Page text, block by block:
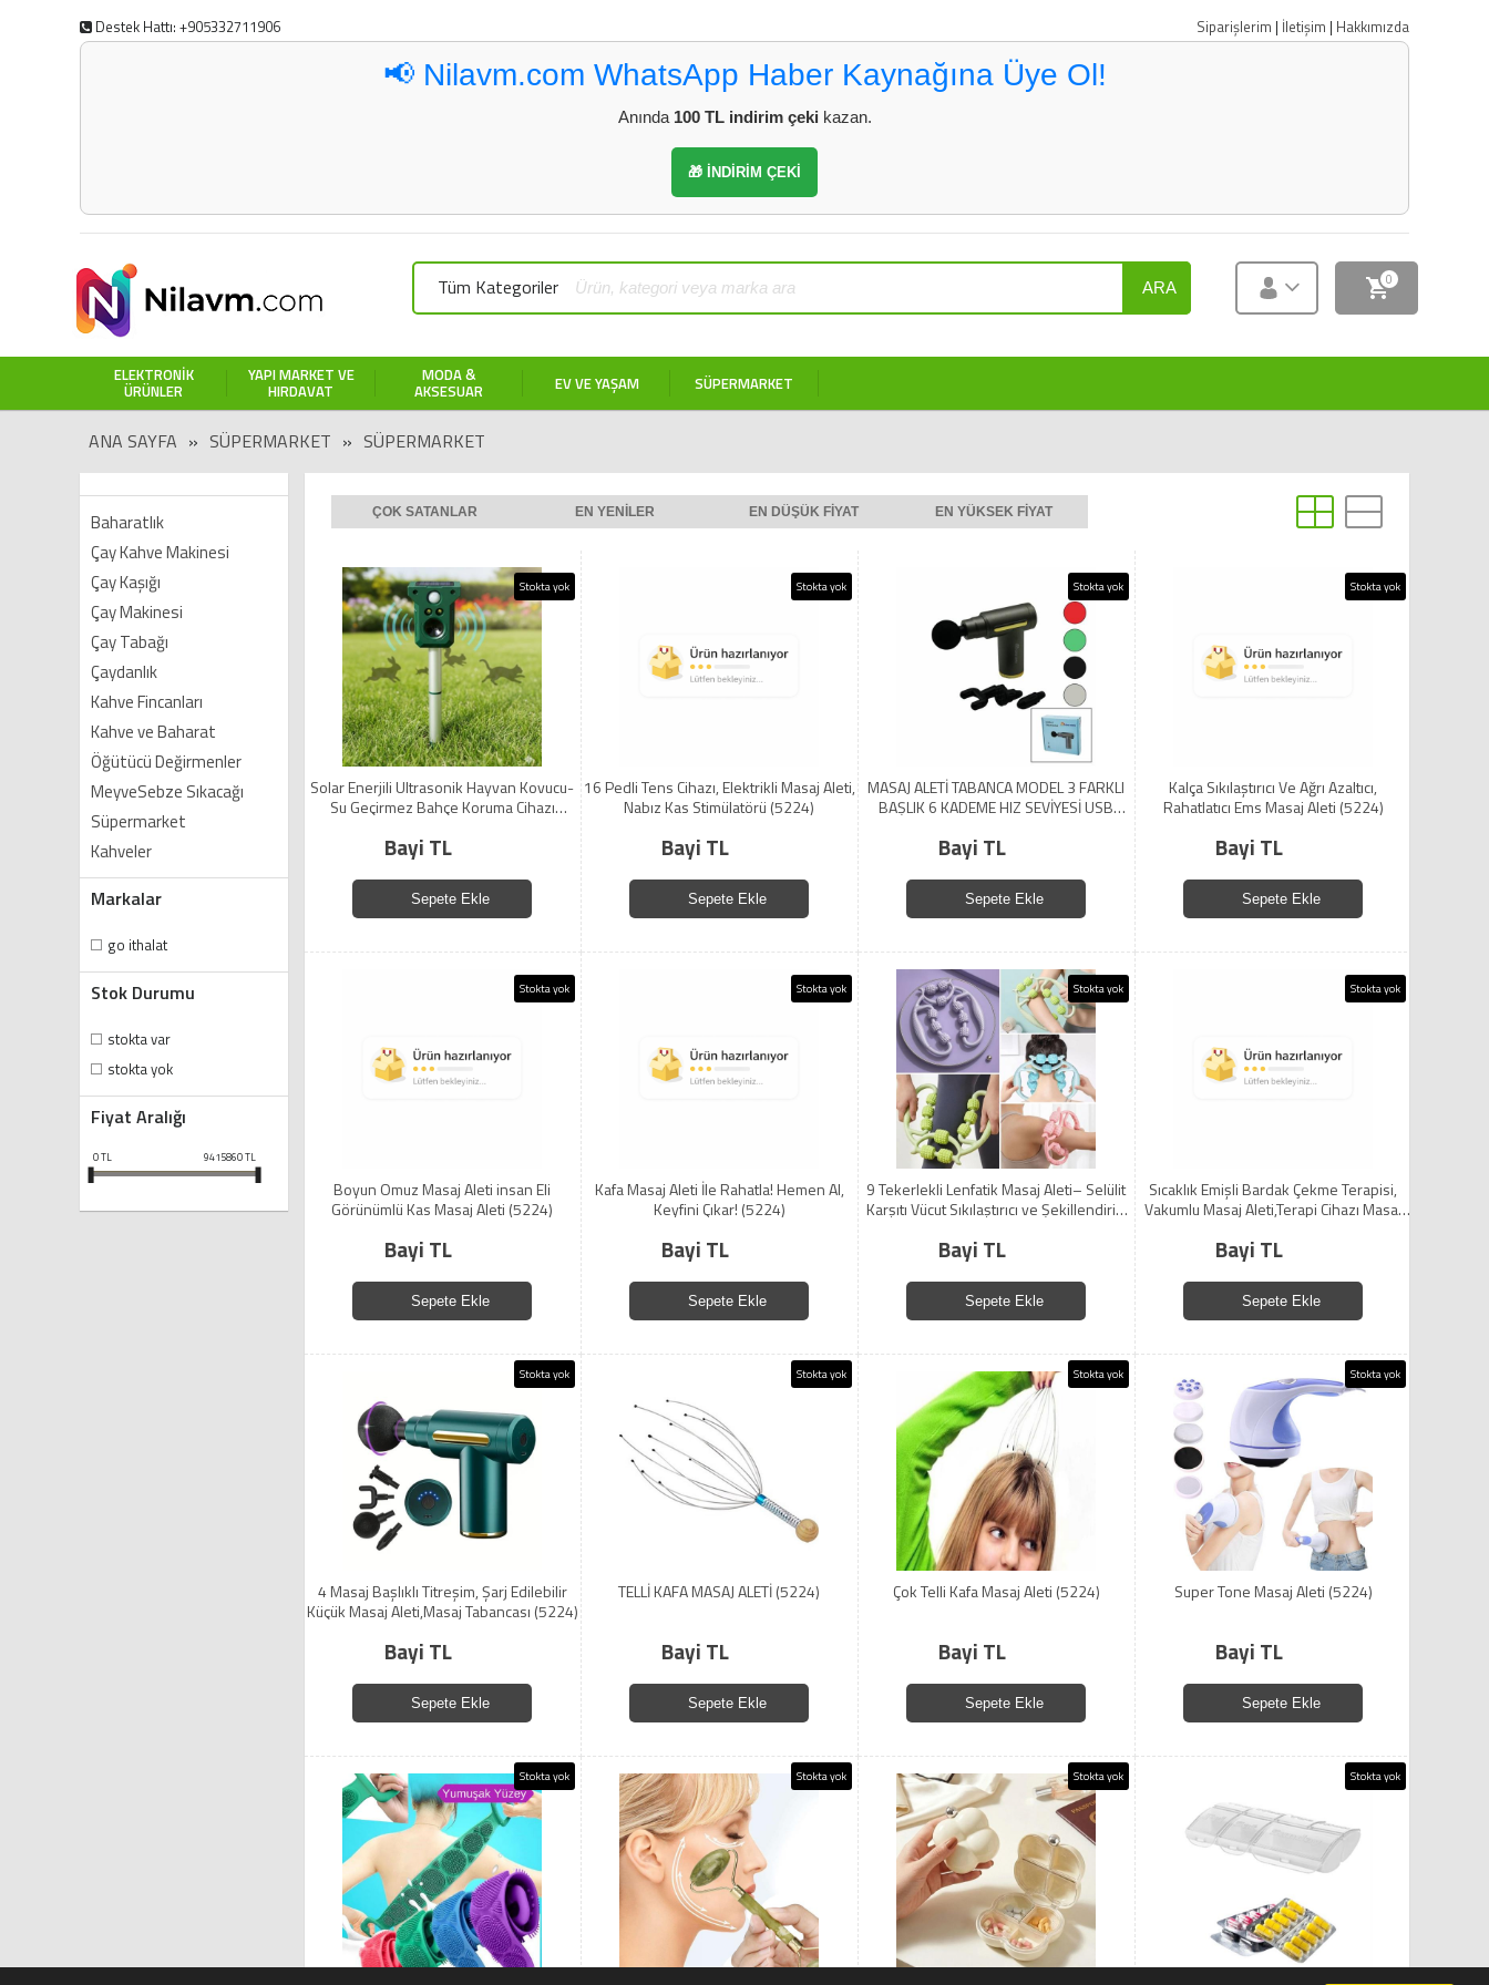
Destek Hattı: +905332711906 Siparişlerim | İletişim | Hakkımızda
📢 Nilavm.com WhatsApp Haber Kaynağına Üye Ol!
Anında 100 TL indirim çeki kazan.
🎁 İNDİRİM ÇEKİ
Tüm Kategoriler ARA 0
ELEKTRONIK
ÜRÜNLER
YAPI MARKET VE
HIRDAVAT
MODA &
AKSESUAR EV VE YAŞAM SÜPERMARKET
ANA SAYFA » SÜPERMARKET » SÜPERMARKET
Baharatlık
Çay Kahve Makinesi
Çay Kaşığı
Çay Makinesi
Çay Tabağı
Çaydanlık
Kahve Fincanları
Kahve ve Baharat
Öğütücü Değirmenler
MeyveSebze Sıkacağı
Süpermarket
Kahveler
Markalar
go ithalat
Stok Durumu
stokta var
stokta yok
Fiyat Aralığı
0TL 9415860TL
ÇOK SATANLAR EN YENILER EN DÜŞÜK FIYAT EN YÜKSEK FIYAT
Stokta yok
Solar Enerjili Ultrasonik Hayvan Kovucu-
Su Geçirmez Bahçe Koruma Cihazı
Bayi TL
Sepete Ekle
Stokta yok
16 Pedli Tens Cihazı, Elektrikli Masaj Aleti,
Nabız Kas Stimülatörü (5224)
Bayi TL
Sepete Ekle
Stokta yok
MASAJ ALETİ TABANCA MODEL 3 FARKLI
BAŞLIK 6 KADEME HIZ SEVİYESİ USB
GÖNDERİLİR (5224)
Bayi TL
Sepete Ekle
Stokta yok
Kalça Sıkılaştırıcı Ve Ağrı Azaltıcı,
Rahatlatıcı Ems Masaj Aleti (5224)
Bayi TL
Sepete Ekle
Stokta yok
Boyun Omuz Masaj Aleti insan Eli
Görünümlü Kas Masaj Aleti (5224)
Bayi TL
Sepete Ekle
Stokta yok
Kafa Masaj Aleti İle Rahatla! Hemen Al,
Keyfini Çıkar! (5224)
Bayi TL
Sepete Ekle
Stokta yok
9 Tekerlekli Lenfatik Masaj Aleti– Selülit
Karşıtı Vücut Sıkılaştırıcı ve Şekillendirici
Bayi TL
Sepete Ekle
Stokta yok
Sıcaklık Emişli Bardak Çekme Terapisi,
Vakumlu Masaj Aleti,Terapi Cihazı Masaj
Bayi TL
Sepete Ekle
Stokta yok
4 Masaj Başlıklı Titreşim, Şarj Edilebilir
Küçük Masaj Aleti,Masaj Tabancası (5224)
Bayi TL
Sepete Ekle
Stokta yok
TELLİ KAFA MASAJ ALETİ (5224)
Bayi TL
Sepete Ekle
Stokta yok
Çok Telli Kafa Masaj Aleti (5224)
Bayi TL
Sepete Ekle
Stokta yok
Super Tone Masaj Aleti (5224)
Bayi TL
Sepete Ekle
Stokta yok Stokta yok Stokta yok Stokta yok